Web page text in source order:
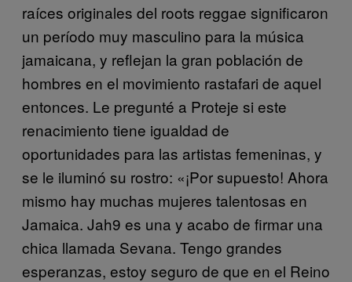
raíces originales del roots reggae significaron
un período muy masculino para la música
jamaicana, y reflejan la gran población de
hombres en el movimiento rastafari de aquel
entonces. Le pregunté a Proteje si este
renacimiento tiene igualdad de
oportunidades para las artistas femeninas, y
se le iluminó su rostro: «¡Por supuesto! Ahora
mismo hay muchas mujeres talentosas en
Jamaica. Jah9 es una y acabo de firmar una
chica llamada Sevana. Tengo grandes
esperanzas, estoy seguro de que en el Reino